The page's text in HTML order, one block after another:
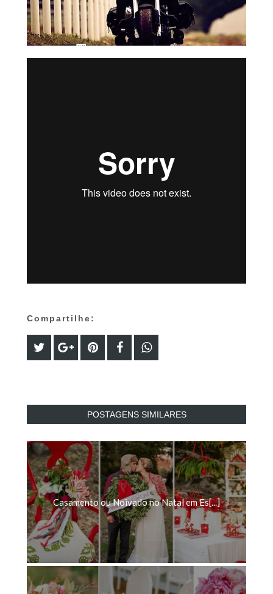
Compartilhe:
POSTAGENS SIMILARES
Casamento ou Noivado no Natal em Es[...]